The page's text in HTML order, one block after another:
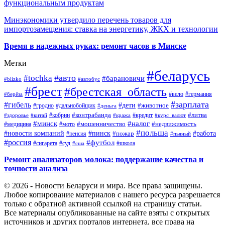
функциональным продуктам
Минэкономики утвердило перечень товаров для
импортозамещения: ставка на энергетику, ЖКХ и технологии
Время в надежных руках: ремонт часов в Минске
Метки
#blizko #tochka #авто #автобус #барановичи #беларусь
#берёза #брест#брестская_область #вело #германия
#гибель #гродно #дальнобойщик #деньга #дети #животное #зарплата
#здоровье #китай #кобрин #контрабанда #кража #кредит #курс_валют #литва
#медицина #минск #мото #мошенничество #налог #недвижимость
#новости компаний #пенсия #пинск #пожар #польша #пьяный #работа
#россия #сигарета #суд #сша #футбол #школа
Ремонт анализаторов молока: поддержание качества и
точности анализа
© 2026 - Новости Беларуси и мира. Все права защищены.
Любое копирование материалов с нашего ресурса разрешается
только с обратной активной ссылкой на страницу статьи.
Все материалы опубликованные на сайте взяты с открытых
источников и других порталов интернета, все права на